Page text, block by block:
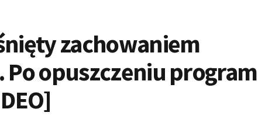
zachowaniem
Po opuszczeniu